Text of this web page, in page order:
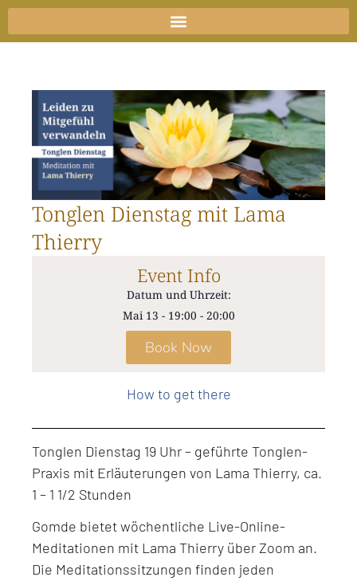
Zum
Inhalt
Tonglen Dienstag mit Lama
Thierry
Event Info
Datum und Uhrzeit:
Mai 13 - 19:00 - 20:00
Book Now
How to get there
Tonglen Dienstag 19 Uhr – geführte Tonglen-
Praxis mit Erläuterungen von Lama Thierry, ca.
1 – 1 1/2 Stunden
Gomde bietet wöchentliche Live-Online-
Meditationen mit Lama Thierry über Zoom an.
Die Meditationssitzungen finden jeden